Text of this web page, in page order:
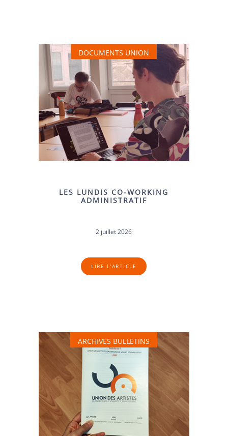
DOCUMENTS UNION
LES LUNDIS CO-WORKING
ADMINISTRATIF
2 juillet 2026
LIRE L'ARTICLE
ARCHIVES BULLETINS